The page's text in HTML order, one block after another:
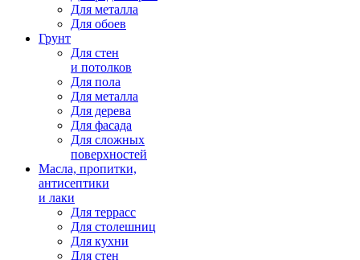
Для металла
Для обоев
Грунт
Для стен
и потолков
Для пола
Для металла
Для дерева
Для фасада
Для сложных
поверхностей
Масла, пропитки,
антисептики
и лаки
Для террасс
Для столешниц
Для кухни
Для стен